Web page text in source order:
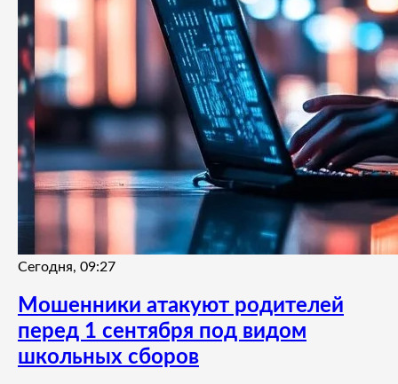
Сегодня, 09:27
Мошенники атакуют родителей
перед 1 сентября под видом
школьных сборов